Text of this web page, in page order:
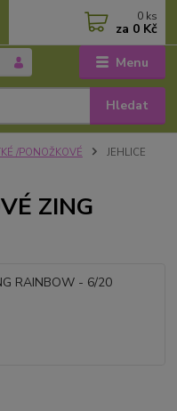
Menu
Hledat
0 ks
za 0 Kč
/PONOŽKOVÉ
JEHLICE
ZING